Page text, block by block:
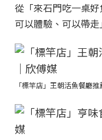
從「來石門吃一桌
可以體驗、可以帶
「標竿店」王朝活魚餐廳